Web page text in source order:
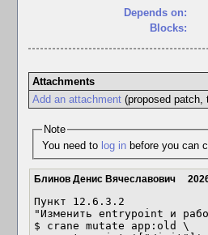
Depends on:
Blocks:
Attachments
Add an attachment(proposed patch,
Note
You need to log in before you can
Блинов Денис Вячеславович
Пункт 12.6.3.2
"Изменить entrypoint и
$ crane mutate app:old \